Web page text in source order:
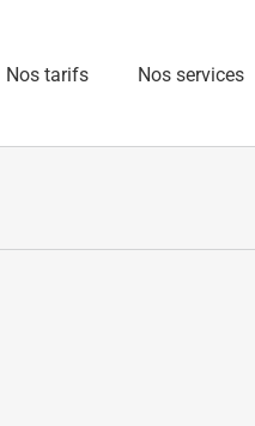
Nos tarifs Nos services